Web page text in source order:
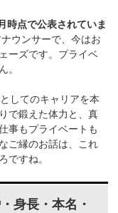
時点で公表されていま
ウンサーで、今はお
ーズです。プライベ
。
してのキャリアを本
で鍛えた体力と、真
事もプライベートも
ご縁のお話は、これ
ですね。
身長・本名・